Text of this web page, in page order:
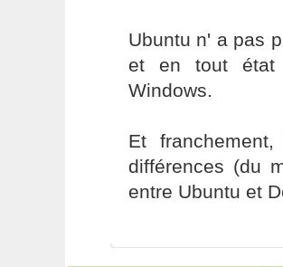
Ubuntu n' a pas
et en tout état
Windows.
Et
différences (du
entre Ubuntu et